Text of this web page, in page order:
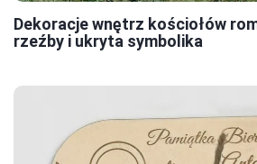
Dekoracje wnętrz kościołów
rzeźby i ukryta symbolika